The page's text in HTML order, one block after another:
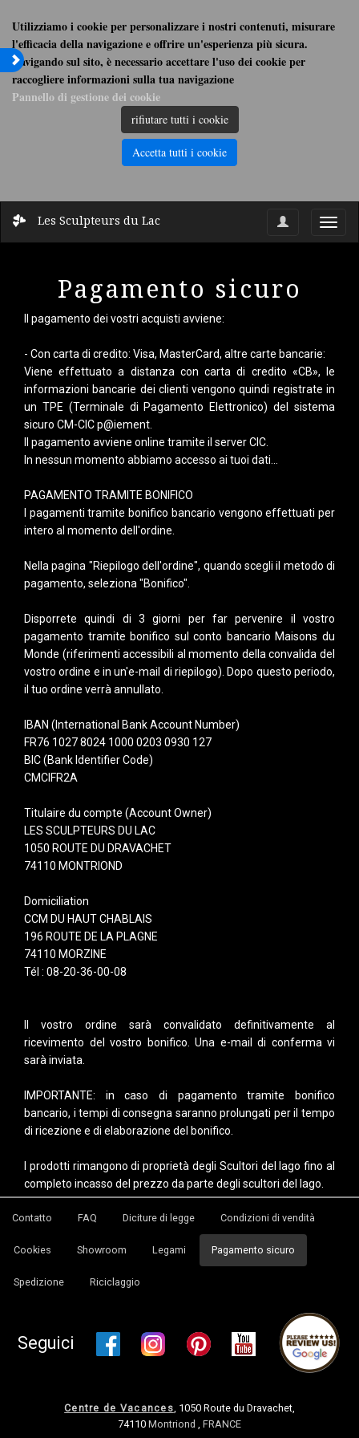
Utilizziamo i cookie per personalizzare i nostri contenuti, misurare
l'efficacia della navigazione e offrire un'esperienza più sicura.
Navigando sul sito, è necessario accettare l'uso dei cookie per
raccogliere informazioni sulla tua navigazione
Pannello di gestione dei cookie
rifiutare tutti i cookie
Accetta tutti i cookie
Les Sculpteurs du Lac
Pagamento sicuro
Il pagamento dei vostri acquisti avviene:
- Con carta di credito: Visa, MasterCard, altre carte bancarie:
Viene effettuato a distanza con carta di credito «CB», le
informazioni bancarie dei clienti vengono quindi registrate in
un TPE (Terminale di Pagamento Elettronico) del sistema
sicuro CM-CIC p@iement.
Il pagamento avviene online tramite il server CIC.
In nessun momento abbiamo accesso ai tuoi dati...
PAGAMENTO TRAMITE BONIFICO
I pagamenti tramite bonifico bancario vengono effettuati per
intero al momento dell'ordine.
Nella pagina "Riepilogo dell'ordine", quando scegli il metodo di
pagamento, seleziona "Bonifico".
Disporrete quindi di 3 giorni per far pervenire il vostro
pagamento tramite bonifico sul conto bancario Maisons du
Monde (riferimenti accessibili al momento della convalida del
vostro ordine e in un'e-mail di riepilogo). Dopo questo periodo,
il tuo ordine verrà annullato.
IBAN (International Bank Account Number)
FR76 1027 8024 1000 0203 0930 127
BIC (Bank Identifier Code)
CMCIFR2A
Titulaire du compte (Account Owner)
LES SCULPTEURS DU LAC
1050 ROUTE DU DRAVACHET
74110 MONTRIOND
Domiciliation
CCM DU HAUT CHABLAIS
196 ROUTE DE LA PLAGNE
74110 MORZINE
Tél : 08-20-36-00-08
Il vostro ordine sarà convalidato definitivamente al
ricevimento del vostro bonifico. Una e-mail di conferma vi
sarà inviata.
IMPORTANTE: in caso di pagamento tramite bonifico
bancario, i tempi di consegna saranno prolungati per il tempo
di ricezione e di elaborazione del bonifico.
I prodotti rimangono di proprietà degli Scultori del lago fino al
completo incasso del prezzo da parte degli scultori del lago.
Contatto FAQ Diciture di legge Condizioni di vendità
Cookies Showroom Legami Pagamento sicuro
Spedizione Riciclaggio
Seguici
Centre de Vacances, 1050 Route du Dravachet,
74110 Montriond , FRANCE